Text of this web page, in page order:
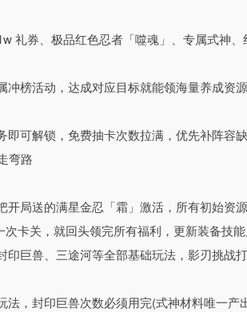
游戏特色
无门槛白给
折超低折扣，彻底打破传统手游氪金壁垒，
霜」、千份礼券、海量体力与金币，每日登
券、极品红色忍者、式神与妖灵，更有忍者
跑线。
感拉满
创新机制，颠覆传统卡牌养成模式，无需枯
、装备与稀有材料，高战力神装直接替换，
能开启连打模式，通勤、摸鱼间隙也能轻松刷
键收满收益
配碎片化时间游玩，内置全自动挂机系统，
礼券、极品红色忍者「噬魂」、专属式神
冲榜活动，达成对应目标就能领海量养成资
即可解锁，免费抽卡次数拉满，优先补阵容
弯路
开局送的满星金忍「霜」激活，所有初始资
卡关，就回头领完所有福利，更新装备技能
巨兽、三途河等全部基础玩法，影刃挑战
法，封印巨兽次数必须用完(式神材料唯一产